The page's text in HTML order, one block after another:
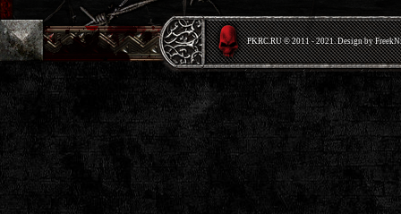
PKRС.RU © 2011 - 2021. Design by